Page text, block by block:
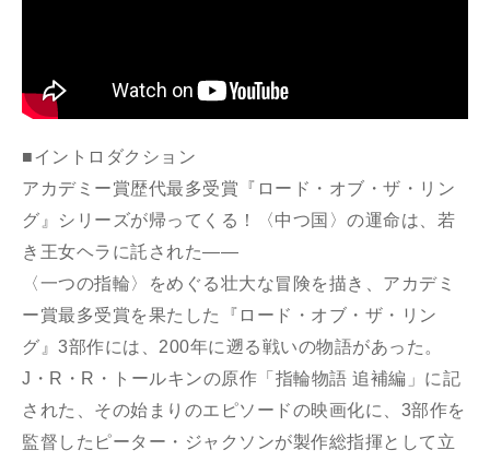
■イントロダクション
アカデミー賞歴代最多受賞『ロード・オブ・ザ・リン
グ』シリーズが帰ってくる！〈中つ国〉の運命は、若
き王女ヘラに託された――
〈一つの指輪〉をめぐる壮大な冒険を描き、アカデミ
ー賞最多受賞を果たした『ロード・オブ・ザ・リン
グ』3部作には、200年に遡る戦いの物語があった。
J・R・R・トールキンの原作「指輪物語 追補編」に記
された、その始まりのエピソードの映画化に、3部作を
監督したピーター・ジャクソンが製作総指揮として立